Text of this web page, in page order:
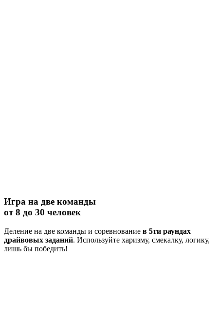
Игра на две команды
от 8 до 30 человек
Деление на две команды и соревнование в 5ти раундах
драйвовых заданий. Используйте харизму, смекалку, логику,
лишь бы победить!